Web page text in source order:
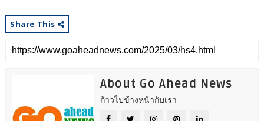
Share This
About Go Ahead News
ก้าวไปข้างหน้ากับเรา